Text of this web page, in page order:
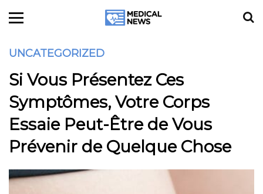
UNCATEGORIZED
Si Vous Présentez Ces
Symptômes, Votre Corps
Essaie Peut-Être de Vous
Prévenir de Quelque Chose